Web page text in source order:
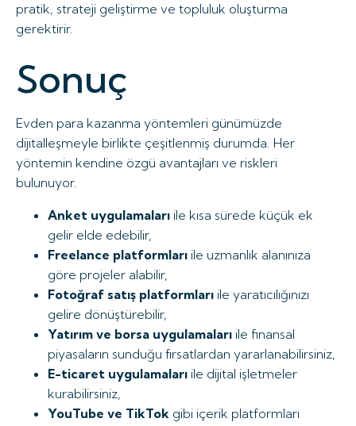
pratik, strateji geliştirme ve topluluk oluşturma
gerektirir.
Sonuç
Evden para kazanma yöntemleri günümüzde
dijitalleşmeyle birlikte çeşitlenmiş durumda. Her
yöntemin kendine özgü avantajları ve riskleri
bulunuyor.
Anket uygulamaları ile kısa sürede küçük ek
gelir elde edebilir,
Freelance platformları ile uzmanlık alanınıza
göre projeler alabilir,
Fotoğraf satış platformları ile yaratıcılığınızı
gelire dönüştürebilir,
Yatırım ve borsa uygulamaları ile finansal
piyasaların sunduğu fırsatlardan yararlanabilirsiniz,
E-ticaret uygulamaları ile dijital işletmeler
kurabilirsiniz,
YouTube ve TikTok gibi içerik platformları